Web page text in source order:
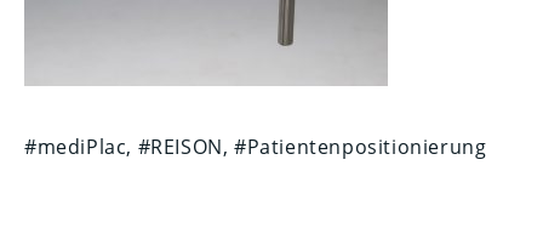
#mediPlac, #REISON, #Patientenpositionierung